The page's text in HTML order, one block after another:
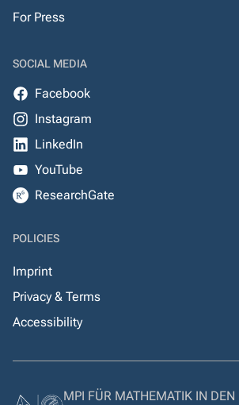
For Press
SOCIAL MEDIA
Facebook
Instagram
LinkedIn
YouTube
ResearchGate
POLICIES
Imprint
Privacy & Terms
Accessibility
MPI FÜR MATHEMATIK IN DEN